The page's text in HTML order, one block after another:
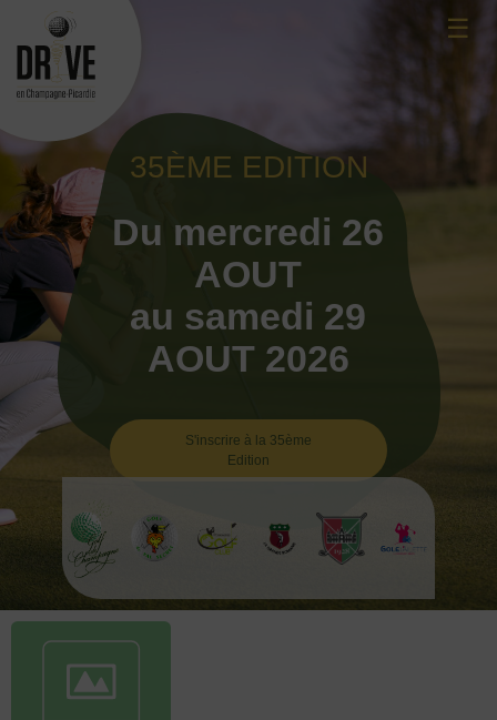
content
☰
35ÈME EDITION
Du mercredi 26
AOUT
au samedi 29
AOUT 2026
S'inscrire à la 35ème
Edition